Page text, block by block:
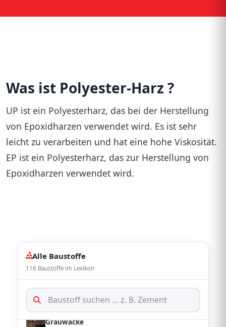
Was ist Polyester-Harz ?
UP ist ein Polyesterharz, das bei der Herstellung
von Epoxidharzen verwendet wird. Es ist sehr
leicht zu verarbeiten und hat eine hohe Viskosität.
EP ist ein Polyesterharz, das zur Herstellung von
Epoxidharzen verwendet wird.
Alle Baustoffe
116 Baustoffe im Lexikon
Faserbeton
Flachglas
Flachsfasern
Fliesenkleber
Glasbaustein
Glasfaserdaemmstoff
Granit
Grauwacke